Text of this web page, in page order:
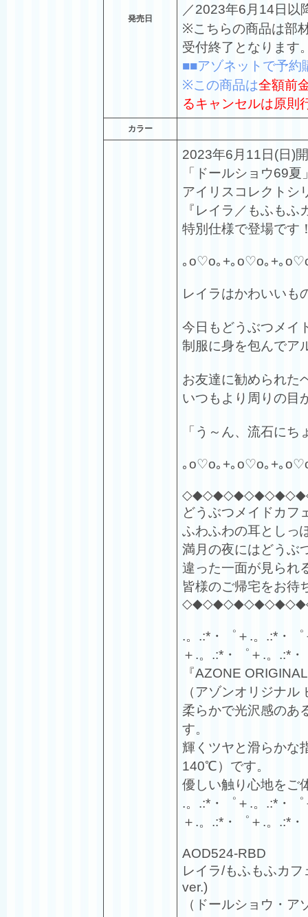
発売日
／2023年6月14日以
※こちらの商品は部
受付終了となります
■■アゾネットで予約
※この商品は全額前
るキャンセルは原則
カラー
2023年6月11日(日)
「ドールショウ69
アイリスコレクトシ
『レイラ／もふも
特別仕様で登場です
｡o♡o｡+｡o♡o｡+｡
レイラはかわいいも
今日もどうぶつメイ
制服に身を包んでア
お友達に勧められた
いつもより周りの目
「う～ん、流石に
｡o♡o｡+｡o♡o｡+｡
どうぶつメイドカフ
ふわふわの耳としっ
満月の夜にはどうぶ
違った一面が見られ
皆様のご帰宅をお待
.。.:*・゜＋.。.:*・
＋.。.:*・゜＋.。.:*
『AZONE
（アゾンオリジナ
柔らかで光沢感のあ
す。
輝くツヤと滑らかな
140℃）です。
優しい触り心地をご
.。.:*・゜＋.。.:*・
＋.。.:*・゜＋.。.:*
AOD524-RBD
レイラ/もふもふカ
ver.)
（ドールショウ・